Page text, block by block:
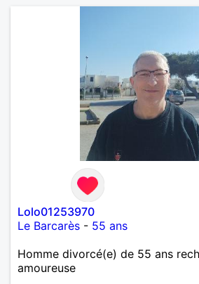
Lolo01253970
Le Barcarès - 55 ans
Homme divorcé(e) de 55 ans
amoureuse